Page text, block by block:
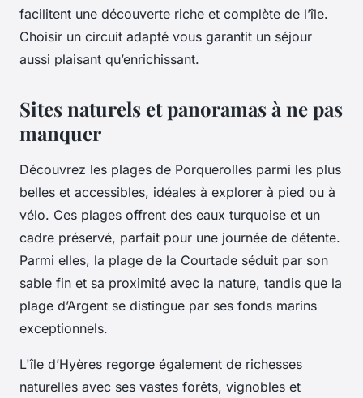
facilitent une découverte riche et complète de l’île.
Choisir un circuit adapté vous garantit un séjour
aussi plaisant qu’enrichissant.
Sites naturels et panoramas à ne pas
manquer
Découvrez les plages de Porquerolles parmi les plus
belles et accessibles, idéales à explorer à pied ou à
vélo. Ces plages offrent des eaux turquoise et un
cadre préservé, parfait pour une journée de détente.
Parmi elles, la plage de la Courtade séduit par son
sable fin et sa proximité avec la nature, tandis que la
plage d’Argent se distingue par ses fonds marins
exceptionnels.
L'île d’Hyères regorge également de richesses
naturelles avec ses vastes forêts, vignobles et